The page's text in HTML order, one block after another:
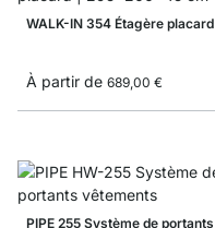
WALK-IN 354 Étagère placard
À partir de 689,00 €
PIPE 255 Système de portants